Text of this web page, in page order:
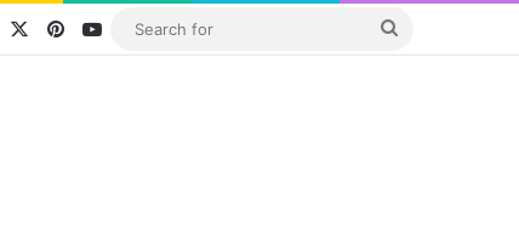
FacebookPinterestYouTube